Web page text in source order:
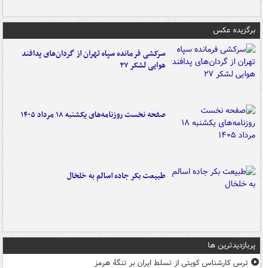
برگزیده عکس
سرکشی فرمانده سپاه تهران از گردان‌های پدافند
هوایی لشکر ۲۷
صفحه نخست روزنامه‌های یکشنبه ۱۸ مرداد ۱۴۰۵
طبیعت بکر جاده اسالم به خلخال
پربازدیدترین ها
ترس کارشناس کویتی از تسلط ایران بر تنگۀ هرمز